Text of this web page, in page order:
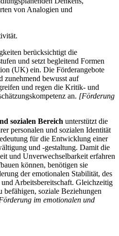
von Analogien und
berücksichtigt die
und setzt begleitend Formen
(UK) ein. Die Förderangebote
zunehmend bewusst auf
und regen die Kritik- und
an. [Förderung
sozialen Bereich unterstützt die
personalen und sozialen Identität
für die Entwicklung einer
und -gestaltung. Damit die
und Unverwechselbarkeit erfahren
können, benötigen sie
der emotionalen Stabilität, des
Arbeitsbereitschaft. Gleichzeitig
befähigen, soziale Beziehungen
im emotionalen und